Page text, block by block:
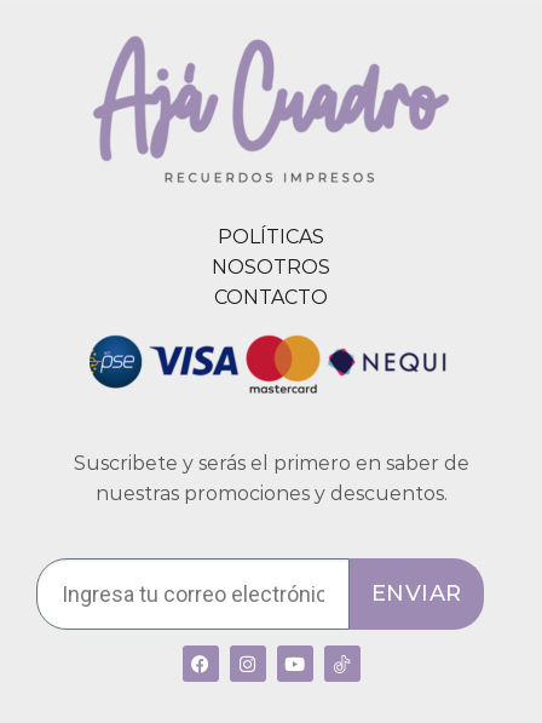
POLÍTICAS
NOSOTROS
CONTACTO
Suscribete y serás el primero en saber de
nuestras promociones y descuentos.
ENVIAR